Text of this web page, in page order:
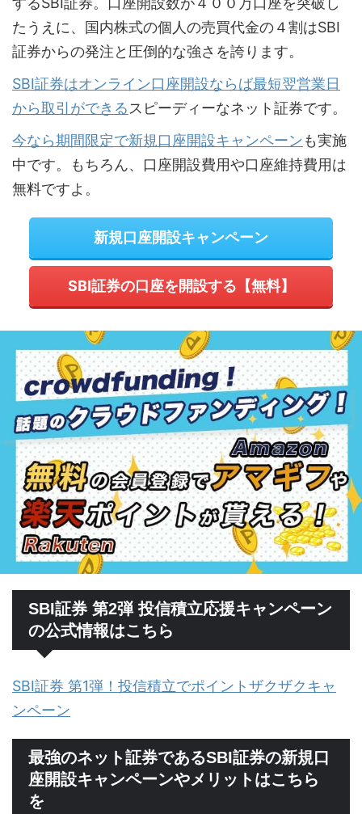
たうえに、国内株式の個人の売買代金の４割はSBI
証券からの発注と圧倒的な強さを誇ります。
SBI証券はオンライン口座開設ならば最短翌営業日
から取引ができる スピーディーなネット証券です。
今なら期間限定で新規口座開設キャンペーンも実施
中です。もちろん、口座開設費用や口座維持費用は
無料ですよ。
新規口座開設キャンペーン
SBI証券の口座を開設する【無料】
SBI証券 第2弾 投信積立応援キャンペーン
の公式情報はこちら
SBI証券 第1弾！投信積立でポイントザクザクキャ
ンペーン
最強のネット証券であるSBI証券の新規口
座開設キャンペーンやメリットはこちら
を